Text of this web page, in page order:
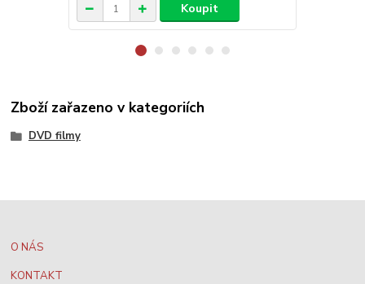
Koupit
Zboží zařazeno v kategoriích
DVD filmy
O NÁS
KONTAKT